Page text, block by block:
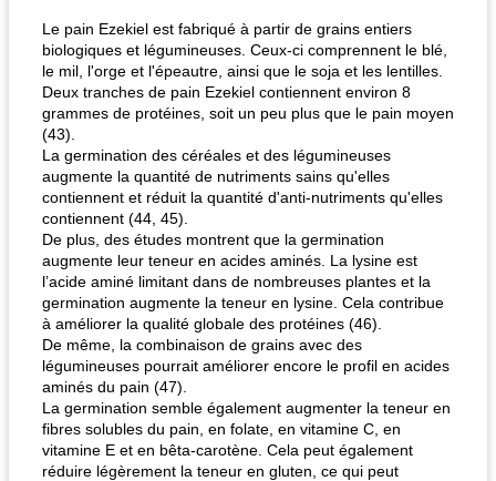
Le pain Ezekiel est fabriqué à partir de grains entiers
biologiques et légumineuses. Ceux-ci comprennent le blé,
le mil, l'orge et l'épeautre, ainsi que le soja et les lentilles.
Deux tranches de pain Ezekiel contiennent environ 8
grammes de protéines, soit un peu plus que le pain moyen
(43).
La germination des céréales et des légumineuses
augmente la quantité de nutriments sains qu'elles
contiennent et réduit la quantité d'anti-nutriments qu'elles
contiennent (44, 45).
De plus, des études montrent que la germination
augmente leur teneur en acides aminés. La lysine est
l’acide aminé limitant dans de nombreuses plantes et la
germination augmente la teneur en lysine. Cela contribue
à améliorer la qualité globale des protéines (46).
De même, la combinaison de grains avec des
légumineuses pourrait améliorer encore le profil en acides
aminés du pain (47).
La germination semble également augmenter la teneur en
fibres solubles du pain, en folate, en vitamine C, en
vitamine E et en bêta-carotène. Cela peut également
réduire légèrement la teneur en gluten, ce qui peut